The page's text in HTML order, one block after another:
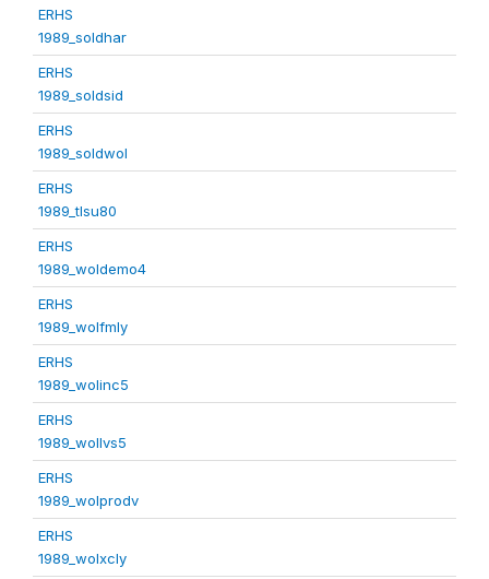
ERHS
1989_soldhar
ERHS
1989_soldsid
ERHS
1989_soldwol
ERHS
1989_tlsu80
ERHS
1989_woldemo4
ERHS
1989_wolfmly
ERHS
1989_wolinc5
ERHS
1989_wollvs5
ERHS
1989_wolprodv
ERHS
1989_wolxcly